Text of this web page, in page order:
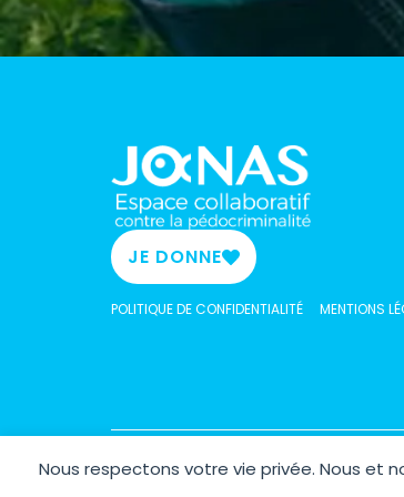
Nous respectons votre vie privée. Nous et
JE DONNE
POLITIQUE DE CONFIDENTIALITÉ MENTIONS